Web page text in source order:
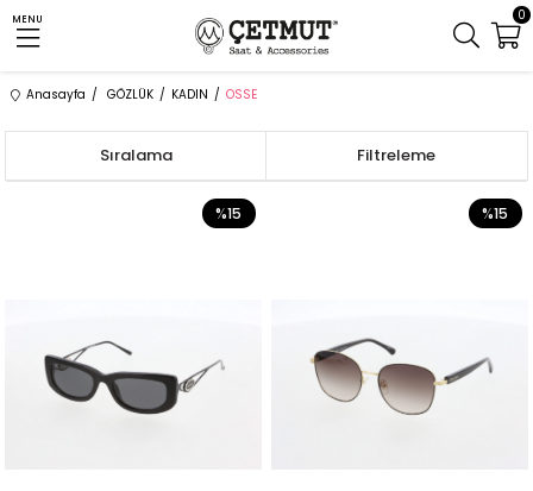
MENU 0
Anasayfa GÖZLÜK KADIN OSSE
Filtreleme
Sıralama
%15 %15